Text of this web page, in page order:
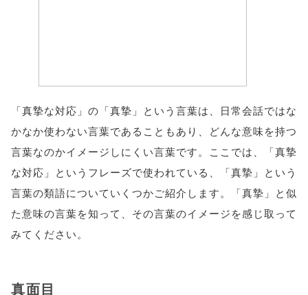
「真摯な対応」の「真摯」という言葉は、日常会話ではな
かなか使わない言葉であることもあり、どんな意味を持つ
言葉なのかイメージしにくい言葉です。ここでは、「真摯
な対応」というフレーズで使われている、「真摯」という
言葉の類語についていくつかご紹介します。「真摯」と似
た意味の言葉を知って、その言葉のイメージを感じ取って
みてください。
真面目